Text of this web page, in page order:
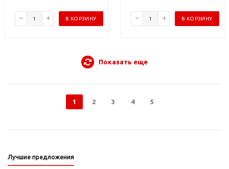
В КОРЗИНУ В КОРЗИНУ
Показать еще
1 2 3 4 5
Лучшие предложения